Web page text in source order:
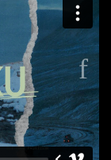
Vimeo.